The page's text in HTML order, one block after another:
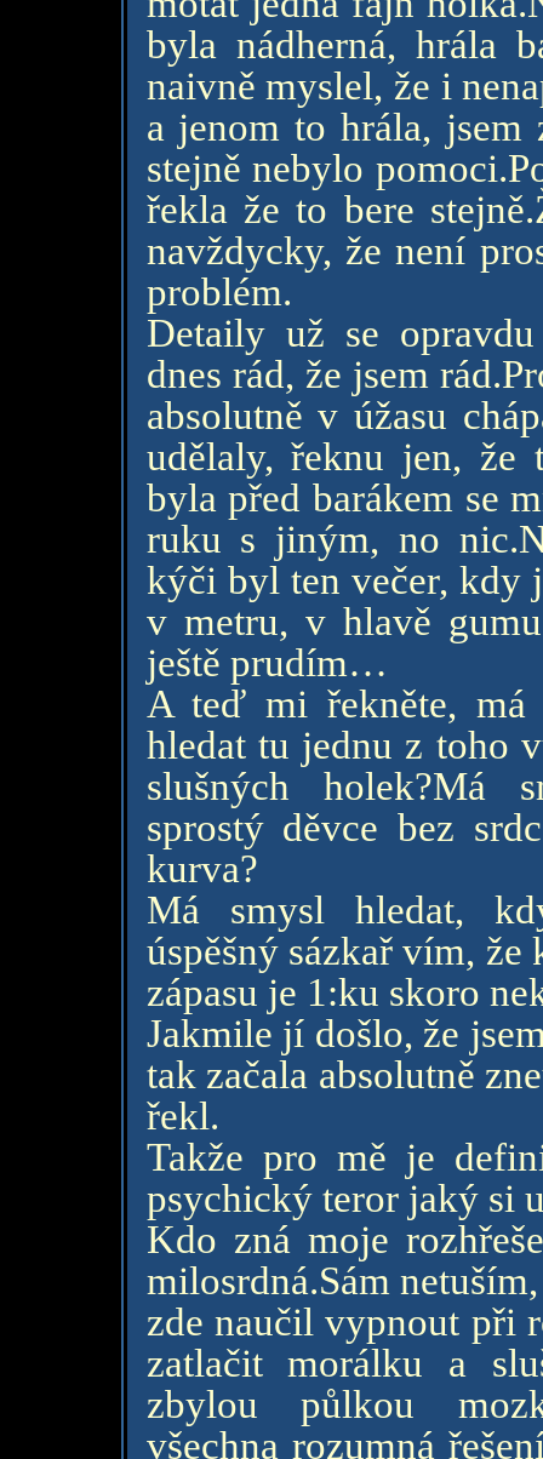
byla nádherná, hrála
naivně myslel, že i
a jenom to hrála,
stejně nebylo
řekla že to bere
navždycky, že není
problém.
Detaily už se
dnes rád, že jsem
absolutně v úžasu
udělaly, řeknu jen, že
byla před barákem se
ruku s jiným, no
kýči byl ten večer, kdy
v metru, v hlavě
ještě prudím…
A teď mi řekněte, má
hledat tu jednu z toho
slušných holek?Má
sprostý děvce bez
kurva?
Má smysl hledat,
úspěšný sázkař vím,
zápasu je 1:ku skoro
Jakmile jí došlo, že
tak začala absolutně
řekl.
Takže pro mě je
psychický teror jaký si
Kdo zná moje
milosrdná.Sám
zde naučil vypnout při
zatlačit morálku a
zbylou půlkou
všechna rozumná